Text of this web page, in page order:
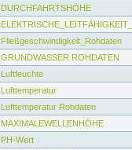
DURCHFAHRTSHÖHE
Fließgeschwindigkeit_Rohdaten
GRUNDWASSER ROHDATEN
Luftfeuchte
Lufttemperatur
Lufttemperatur Rohdaten
MAXIMALEWELLENHÖHE
PH-Wert